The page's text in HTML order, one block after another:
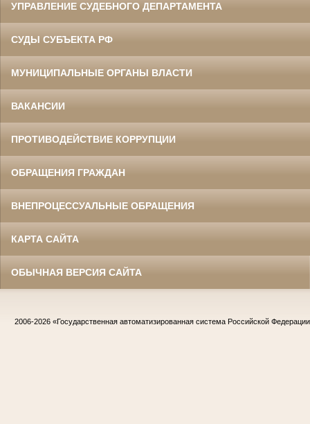
УПРАВЛЕНИЕ СУДЕБНОГО ДЕПАРТАМЕНТА
СУДЫ СУБЪЕКТА РФ
МУНИЦИПАЛЬНЫЕ ОРГАНЫ ВЛАСТИ
ВАКАНСИИ
ПРОТИВОДЕЙСТВИЕ КОРРУПЦИИ
ОБРАЩЕНИЯ ГРАЖДАН
ВНЕПРОЦЕССУАЛЬНЫЕ ОБРАЩЕНИЯ
КАРТА САЙТА
ОБЫЧНАЯ ВЕРСИЯ САЙТА
2006-2026 «Государственная автоматизированная система Российской